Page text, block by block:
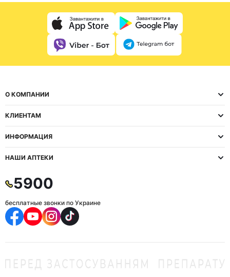
О КОМПАНИИ
КЛИЕНТАМ
ИНФОРМАЦИЯ
НАШИ АПТЕКИ
5900
бесплатные звонки по Украине